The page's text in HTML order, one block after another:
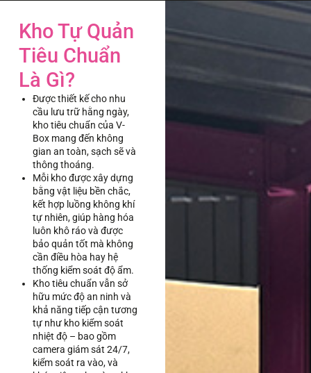
Kho Tự Quản
Tiêu Chuẩn
Là Gì?
Được thiết kế cho nhu
cầu lưu trữ hằng ngày,
kho tiêu chuẩn của V-
Box mang đến không
gian an toàn, sạch sẽ và
thông thoáng.
Mỗi kho được xây dựng
bằng vật liệu bền chắc,
kết hợp luồng không khí
tự nhiên, giúp hàng hóa
luôn khô ráo và được
bảo quản tốt mà không
cần điều hòa hay hệ
thống kiểm soát độ ẩm.
Kho tiêu chuẩn vẫn sở
hữu mức độ an ninh và
khả năng tiếp cận tương
tự như kho kiểm soát
nhiệt độ – bao gồm
camera giám sát 24/7,
kiểm soát ra vào, và